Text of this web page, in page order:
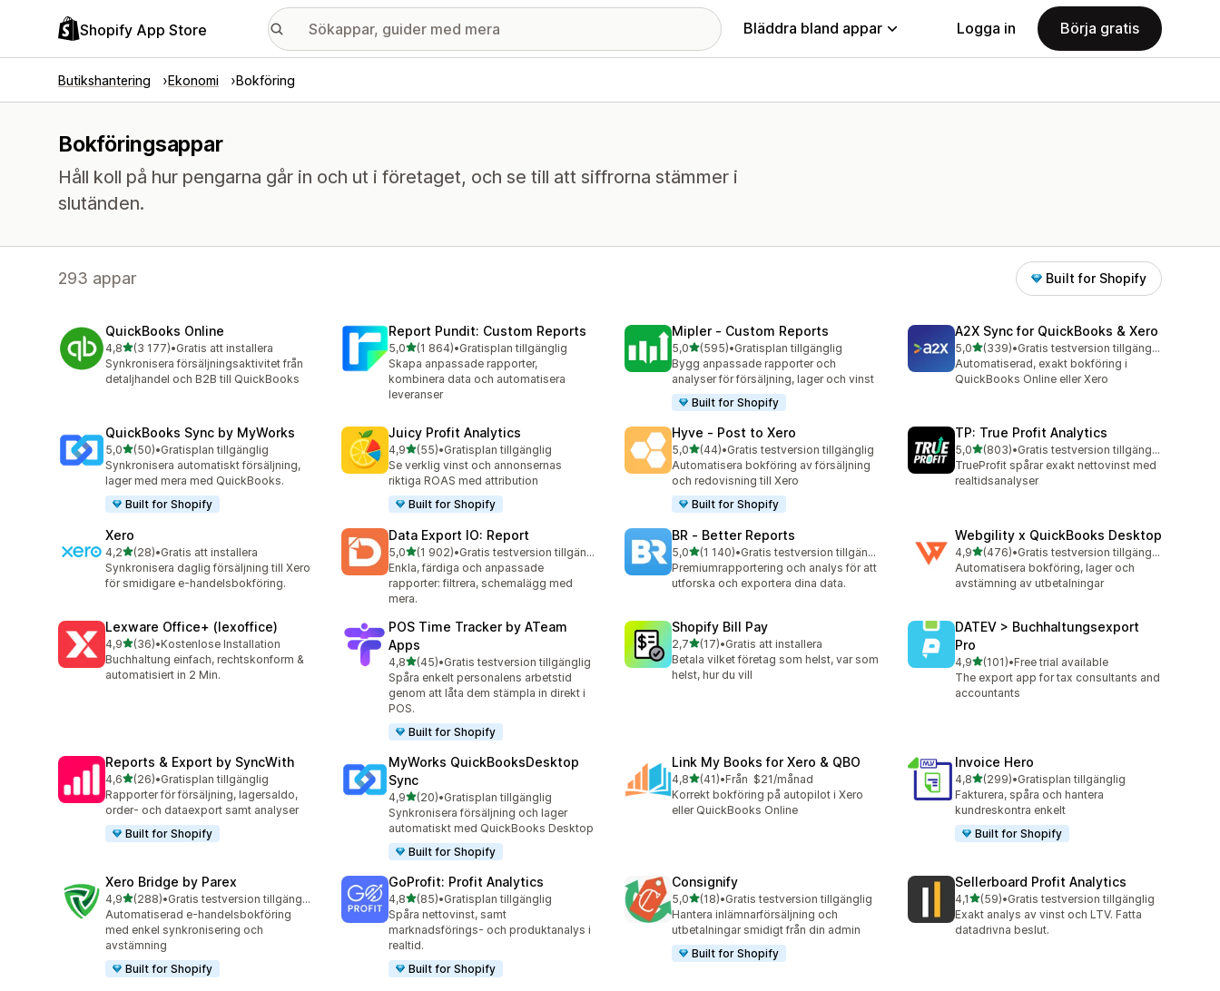
Shopify App Store Bläddra bland appar Logga in Börja gratis
Butikshantering Ekonomi Bokföring
Bokföringsappar
Håll koll på hur pengarna går in och ut i företaget, och se till att siffrorna stämmer i
slutänden.
293 appar Built for Shopify
QuickBooks Online
4,8av 5 stjärnor
(3 177)
3177 recensioner totalt
•Gratis att installera
Synkronisera försäljningsaktivitet från
detaljhandel och B2B till QuickBooks
Report Pundit: Custom Reports
5,0av 5 stjärnor
(1 864)
1864 recensioner totalt
•Gratisplan tillgänglig
Skapa anpassade rapporter,
kombinera data och automatisera
leveranser
Mipler ‑ Custom Reports
5,0av 5 stjärnor
(595)
595 recensioner totalt
•Gratisplan tillgänglig
Bygg anpassade rapporter och
analyser för försäljning, lager och vinst
Built for Shopify
A2X Sync for QuickBooks & Xero
5,0av 5 stjärnor
(339)
339 recensioner totalt
•
Gratis testversion tillgänglig
Automatiserad, exakt bokföring i
QuickBooks Online eller Xero
QuickBooks Sync by MyWorks
5,0av 5 stjärnor
(50)
50 recensioner totalt
•Gratisplan tillgänglig
Synkronisera automatiskt försäljning,
lager med mera med QuickBooks.
Built for Shopify
Juicy Profit Analytics
4,9av 5 stjärnor
(55)
55 recensioner totalt
•Gratisplan tillgänglig
Se verklig vinst och annonsernas
riktiga ROAS med attribution
Built for Shopify
Hyve ‑ Post to Xero
5,0av 5 stjärnor
(44)
44 recensioner totalt
•Gratis testversion tillgänglig
Automatisera bokföring av försäljning
och redovisning till Xero
Built for Shopify
TP: True Profit Analytics
5,0av 5 stjärnor
(803)
803 recensioner totalt
•
Gratis testversion tillgänglig
TrueProfit spårar exakt nettovinst med
realtidsanalyser
Xero
4,2av 5 stjärnor
(28)
28 recensioner totalt
•Gratis att installera
Synkronisera daglig försäljning till Xero
för smidigare e-handelsbokföring.
Data Export IO: Report
5,0av 5 stjärnor
(1 902)
1902 recensioner totalt
•
Gratis testversion tillgänglig
Enkla, färdiga och anpassade
rapporter: filtrera, schemalägg med
mera.
BR ‑ Better Reports
5,0av 5 stjärnor
(1 140)
1140 recensioner totalt
•
Gratis testversion tillgänglig
Premiumrapportering och analys för att
utforska och exportera dina data.
Webgility x QuickBooks Desktop
4,9av 5 stjärnor
(476)
476 recensioner totalt
•
Gratis testversion tillgänglig
Automatisera bokföring, lager och
avstämning av utbetalningar
Lexware Office+ (lexoffice)
4,9av 5 stjärnor
(36)
36 recensioner totalt
•Kostenlose Installation
Buchhaltung einfach, rechtskonform &
automatisiert in 2 Min.
POS Time Tracker by ATeam
Apps
4,8av 5 stjärnor
(45)
45 recensioner totalt
•Gratis testversion tillgänglig
Spåra enkelt personalens arbetstid
genom att låta dem stämpla in direkt i
POS.
Built for Shopify
Shopify Bill Pay
2,7av 5 stjärnor
(17)
17 recensioner totalt
•Gratis att installera
Betala vilket företag som helst, var som
helst, hur du vill
DATEV > Buchhaltungsexport
Pro
4,9av 5 stjärnor
(101)
101 recensioner totalt
•Free trial available
The export app for tax consultants and
accountants
Reports & Export by SyncWith
4,6av 5 stjärnor
(26)
26 recensioner totalt
•Gratisplan tillgänglig
Rapporter för försäljning, lagersaldo,
order- och dataexport samt analyser
Built for Shopify
MyWorks QuickBooksDesktop
Sync
4,9av 5 stjärnor
(20)
20 recensioner totalt
•Gratisplan tillgänglig
Synkronisera försäljning och lager
automatiskt med QuickBooks Desktop
Built for Shopify
Link My Books for Xero & QBO
4,8av 5 stjärnor
(41)
41 recensioner totalt
•Från $21/månad
Korrekt bokföring på autopilot i Xero
eller QuickBooks Online
Invoice Hero
4,8av 5 stjärnor
(299)
299 recensioner totalt
•Gratisplan tillgänglig
Fakturera, spåra och hantera
kundreskontra enkelt
Built for Shopify
Xero Bridge by Parex
4,9av 5 stjärnor
(288)
288 recensioner totalt
•
Gratis testversion tillgänglig
Automatiserad e-handelsbokföring
med enkel synkronisering och
avstämning
Built for Shopify
GoProfit: Profit Analytics
4,8av 5 stjärnor
(85)
85 recensioner totalt
•Gratisplan tillgänglig
Spåra nettovinst, samt
marknadsförings- och produktanalys i
realtid.
Built for Shopify
Consignify
5,0av 5 stjärnor
(18)
18 recensioner totalt
•Gratis testversion tillgänglig
Hantera inlämnarförsäljning och
utbetalningar smidigt från din admin
Built for Shopify
Sellerboard Profit Analytics
4,1av 5 stjärnor
(59)
59 recensioner totalt
•Gratis testversion tillgänglig
Exakt analys av vinst och LTV. Fatta
datadrivna beslut.